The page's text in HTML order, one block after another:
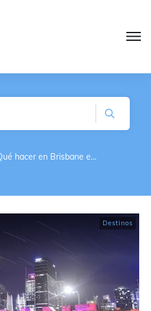
Tag: Qué hacer en Brisbane en familia
Destinos